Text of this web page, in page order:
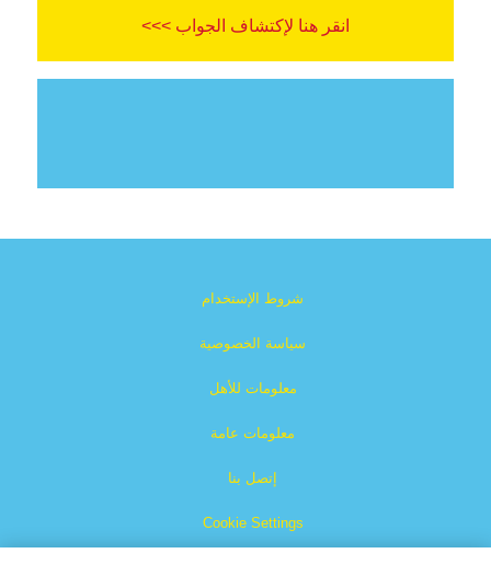
انقر هنا لإكتشاف الجواب >>>
شروط الإستخدام
سياسة الخصوصية
معلومات للأهل
معلومات عامة
إتصل بنا
Cookie Settings